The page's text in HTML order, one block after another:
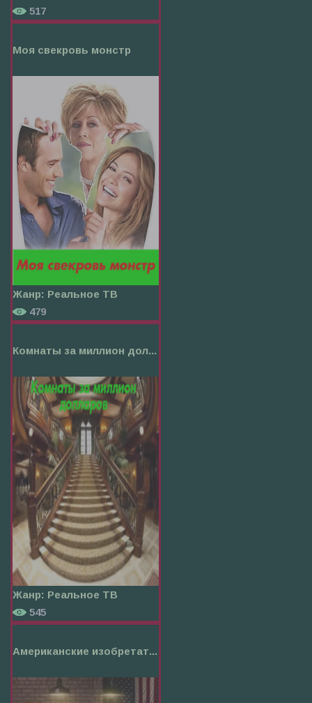
517
Моя cвекровь монстр
Жанр: Реальное ТВ
479
Комнаты за миллион дол...
Жанр: Реальное ТВ
545
Американские изобретат...